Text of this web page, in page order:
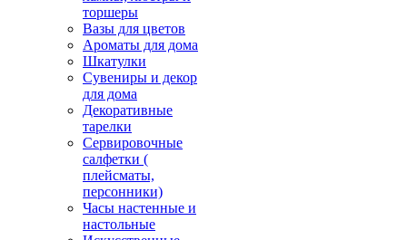
торшеры
Вазы для цветов
Ароматы для дома
Шкатулки
Сувениры и декор
для дома
Декоративные
тарелки
Сервировочные
салфетки (
плейсматы,
персонники)
Часы настенные и
настольные